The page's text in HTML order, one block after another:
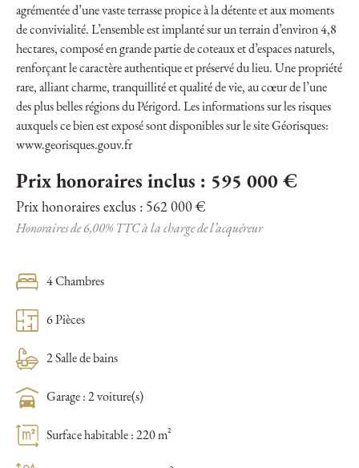
agrémentée d’une vaste terrasse propice à la détente et aux moments
de convivialité. L’ensemble est implanté sur un terrain d’environ 4,8
hectares, composé en grande partie de coteaux et d’espaces naturels,
renforçant le caractère authentique et préservé du lieu. Une propriété
rare, alliant charme, tranquillité et qualité de vie, au cœur de l’une
des plus belles régions du Périgord. Les informations sur les risques
auxquels ce bien est exposé sont disponibles sur le site Géorisques:
www.georisques.gouv.fr
Prix honoraires inclus : 595 000 €
Prix honoraires exclus : 562 000 €
Honoraires de 6,00% TTC à la charge de l’acquéreur
4 Chambres
6 Pièces
2 Salle de bains
Garage : 2 voiture(s)
Surface habitable : 220 m²